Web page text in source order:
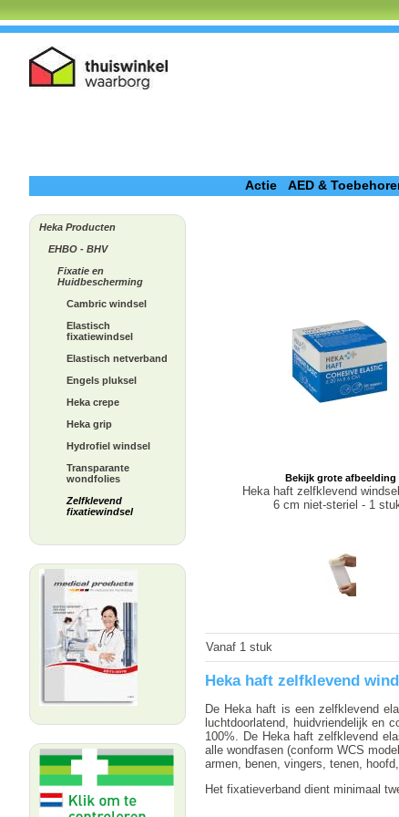
Actie AED &
Heka Producten
EHBO - BHV
Fixatie en
Huidbescherming
Cambric windsel
Elastisch
fixatiewindsel
Elastisch netverband
Engels pluksel
Heka crepe
Heka grip
Hydrofiel windsel
Transparante
wondfolies
Zelfklevend
fixatiewindsel
Bekijk grote afbeelding
Heka haft zelfklevend
6 cm niet-steriel - 1
Vanaf 1 stuk
Heka haft zelfklevend
De Heka haft is een zelfklevend
luchtdoorlatend, huidvriendelijk en
100%. De Heka haft zelfklevend
alle wondfasen (conform WCS
armen, benen, vingers, tenen,
Het fixatieverband dient minimaal